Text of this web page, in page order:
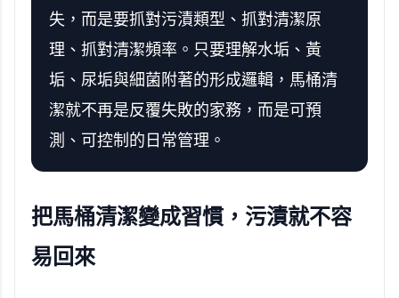
失，而是要抓對污漬類型、抓對清潔原
理、抓對清潔頻率。只要理解水垢、黃
垢、尿垢與細菌附著的形成邏輯，馬桶清
潔就不再是反覆失敗的家務，而是可預
測、可控制的日常管理。
把馬桶清潔變成習慣，污漬就不容
易回來